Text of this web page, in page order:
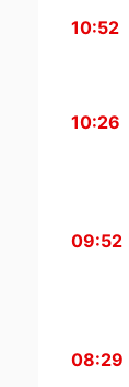
10:52
10:26
09:52
08:29